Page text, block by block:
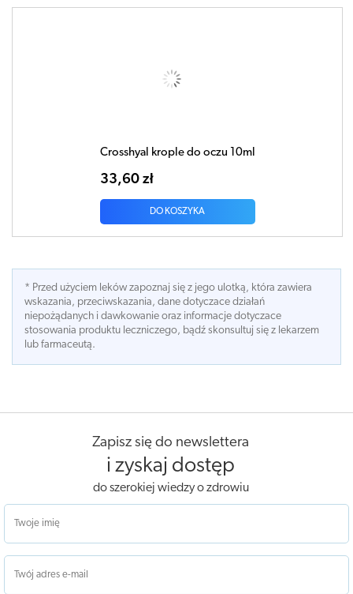
Crosshyal krople do oczu 10ml
33,60 zł
DO KOSZYKA
* Przed użyciem leków zapoznaj się z jego ulotką, która zawiera
wskazania, przeciwskazania, dane dotyczace działań
niepożądanych i dawkowanie oraz informacje dotyczace
stosowania produktu leczniczego, bądź skonsultuj się z lekarzem
lub farmaceutą.
Zapisz się do newslettera
i zyskaj dostęp
do szerokiej wiedzy o zdrowiu